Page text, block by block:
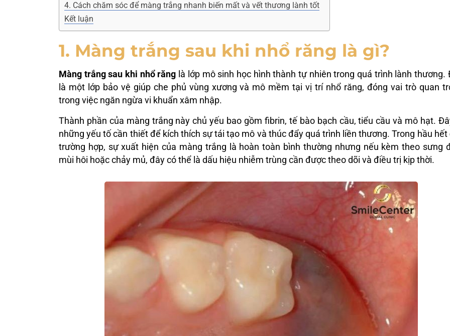
4. Cách chăm sóc để màng trắng nhanh biến mất và vết thương lành tốt
Kết luận
1. Màng trắng sau khi nhổ răng là gì?
Màng trắng sau khi nhổ răng là lớp mô sinh học hình thành tự nhiên trong quá trình lành thương.
là một lớp bảo vệ giúp che phủ vùng xương và mô mềm tại vị trí nhổ răng, đóng vai trò quan
trong việc ngăn ngừa vi khuẩn xâm nhập.
Thành phần của màng trắng này chủ yếu bao gồm fibrin, tế bào bạch cầu, tiểu cầu và mô hạt.
những yếu tố cần thiết để kích thích sự tái tạo mô và thúc đẩy quá trình liền thương. Trong hầu hết
trường hợp, sự xuất hiện của màng trắng là hoàn toàn bình thường nhưng nếu kèm theo sưng
mùi hôi hoặc chảy mủ, đây có thể là dấu hiệu nhiễm trùng cần được theo dõi và điều trị kịp thời.